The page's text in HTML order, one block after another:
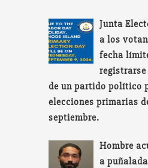
Junta
a los
fecha
de un partido político
elecciones primarias
septiembre.
Hombre
a